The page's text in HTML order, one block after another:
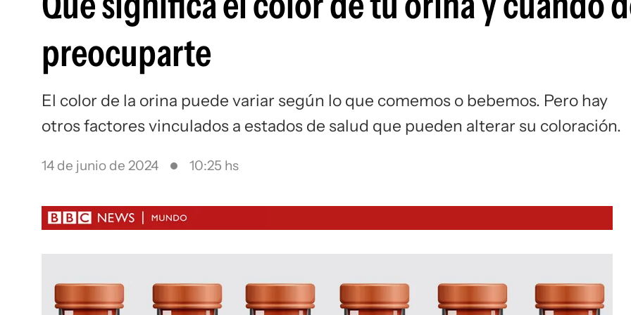
preocuparte
El color de la orina puede variar según lo que comemos o bebemos. Pero hay
otros factores vinculados a estados de salud que pueden alterar su coloración.
14 de junio de 2024 10:25 hs